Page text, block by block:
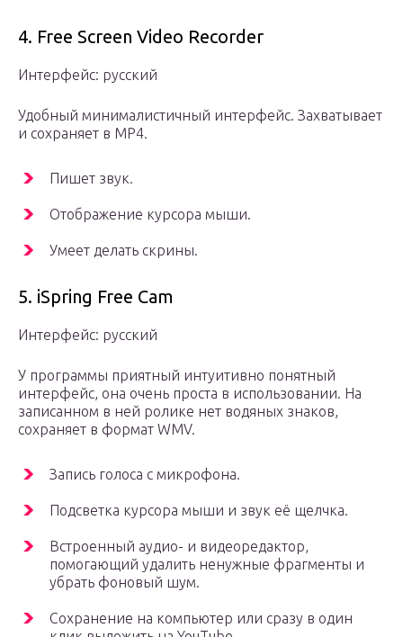
4. Free Screen Video Recorder
Интерфейс: русский
Удобный минималистичный интерфейс. Захватывает
и сохраняет в MP4.
Пишет звук.
Отображение курсора мыши.
Умеет делать скрины.
5. iSpring Free Cam
Интерфейс: русский
У программы приятный интуитивно понятный
интерфейс, она очень проста в использовании. На
записанном в ней ролике нет водяных знаков,
сохраняет в формат WMV.
Запись голоса с микрофона.
Подсветка курсора мыши и звук её щелчка.
Встроенный аудио- и видеоредактор,
помогающий удалить ненужные фрагменты и
убрать фоновый шум.
Сохранение на компьютер или сразу в один